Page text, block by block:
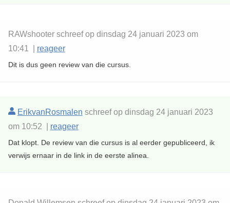
RAWshooter schreef op dinsdag 24 januari 2023 om
10:41 | reageer
Dit is dus geen review van die cursus.
ErikvanRosmalen schreef op dinsdag 24 januari 2023
om 10:52 | reageer
Dat klopt. De review van die cursus is al eerder gepubliceerd, ik
verwijs ernaar in de link in de eerste alinea.